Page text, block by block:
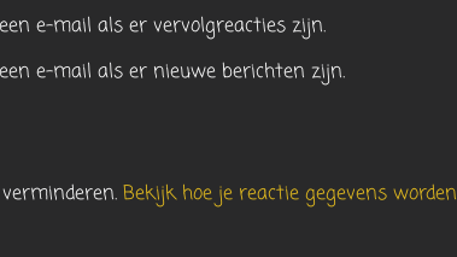
e-mail als er vervolgreacties zijn.
e-mail als er nieuwe berichten zijn.
Bekijk hoe je reactie gegevens worden